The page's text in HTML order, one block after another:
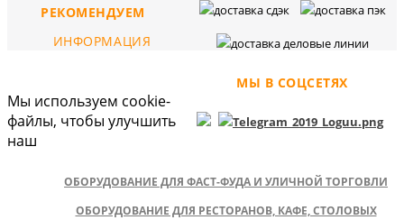
МЫ В СОЦСЕТЯХ
РЕКОМЕНДУЕМ
ОБОРУДОВАНИЕ ДЛЯ ФАСТ-ФУДА И УЛИЧНОЙ ТОРГОВЛИ
ОБОРУДОВАНИЕ ДЛЯ РЕСТОРАНОВ, КАФЕ, СТОЛОВЫХ
ИНФОРМАЦИЯ
Мы используем cookie-
файлы, чтобы улучшить
наш